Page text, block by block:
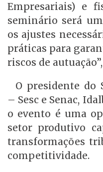
Empresariais) e
seminário será
os ajustes
práticas para
riscos de
O presidente do
– Sesc e Senac,
o evento é uma
setor produtivo
transformações
competitividade.